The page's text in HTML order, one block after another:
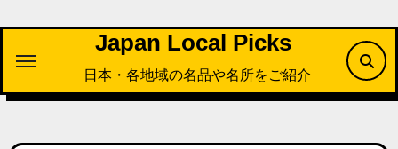
Japan Local Picks
日本・各地域の名品や名所をご紹介